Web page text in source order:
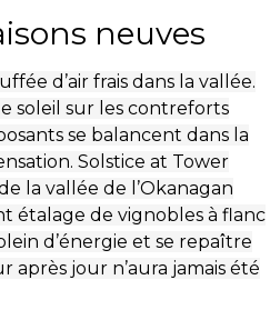
neuves
d’air frais dans la vallée.
soleil sur les contreforts
se balancent dans la
Solstice at Tower
la vallée de l’Okanagan
étalage de vignobles à flanc
d’énergie et se repaître
après jour n’aura jamais été